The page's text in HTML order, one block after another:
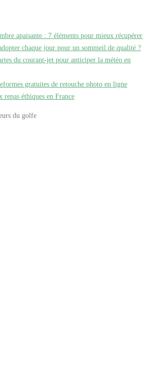
apaisante : 7 éléments pour mieux récupérer
chaque jour pour un sommeil de qualité ?
du courant-jet pour anticiper la météo en
gratuites de retouche photo en ligne
repas éthiques en France
du golfe